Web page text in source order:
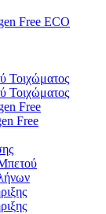
Free ECO
Τοιχώματος
Τοιχώματος
Free
Free